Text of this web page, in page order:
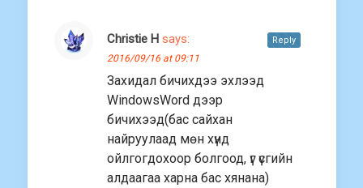
Christie H says:
2016/09/16 at 09:11
Захидал бичихдээ эхлээд
WindowsWord дээр
бичихээд(бас сайхан
найруулаад мөн хүнд
ойлгогдохоор болгоод, үг үсгийн
алдаагаа харна бас хянана)
Reply